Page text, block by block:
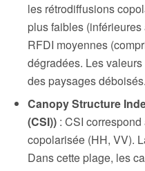
les rétrodiffusions
plus faibles
RFDI moyennes
dégradées. Les
des paysages déboisés.
Canopy Structure
(CSI)): CSI correspond
copolarisée (HH, VV).
Dans cette plage, les